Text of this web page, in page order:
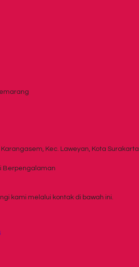
Karangasem, Kec. Laweyan, Kota Surakarta
Berpengalaman
kami melalui kontak di bawah ini.